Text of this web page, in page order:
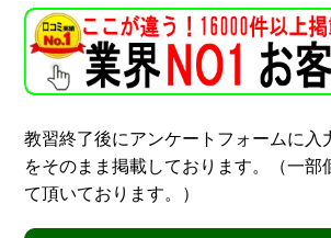
新着情報
教習終了後にアンケートフォームに入
をそのまま掲載しております。（一部
て頂いております。）